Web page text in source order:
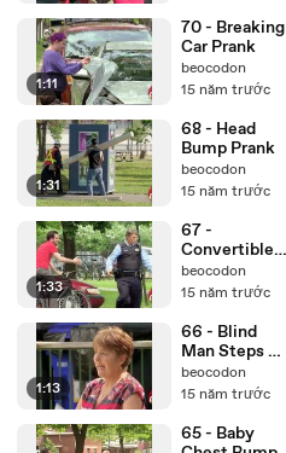
1:11
70 - Breaking
Car Prank
beocodon
15 năm trước
1:31
68 - Head
Bump Prank
beocodon
15 năm trước
1:33
67 -
‪Convertible
Dog Poop Gag‬‏
beocodon
15 năm trước
1:13
66 - Blind
Man Steps On
Banana Peel
beocodon
15 năm trước
65 - ‪Baby